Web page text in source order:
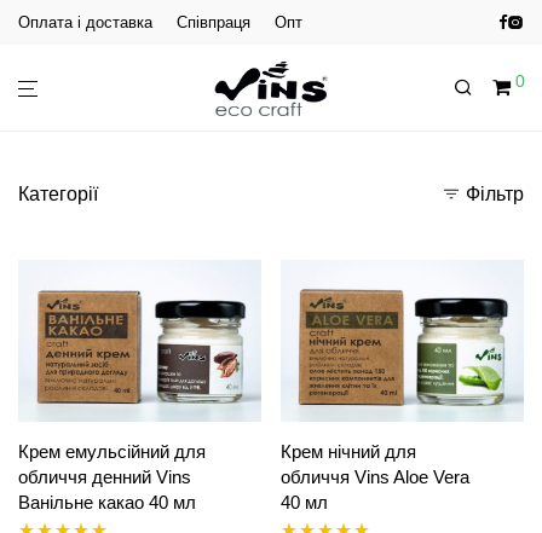
Оплата і доставка Співпраця Опт
0
Категорії Фільтр
Крем емульсійний для
обличчя денний Vins
Ванільне какао 40 мл
Крем нічний для
обличчя Vins Aloe Vera
40 мл